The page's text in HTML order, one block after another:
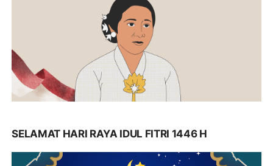
SELAMAT HARI RAYA IDUL FITRI 1446 H